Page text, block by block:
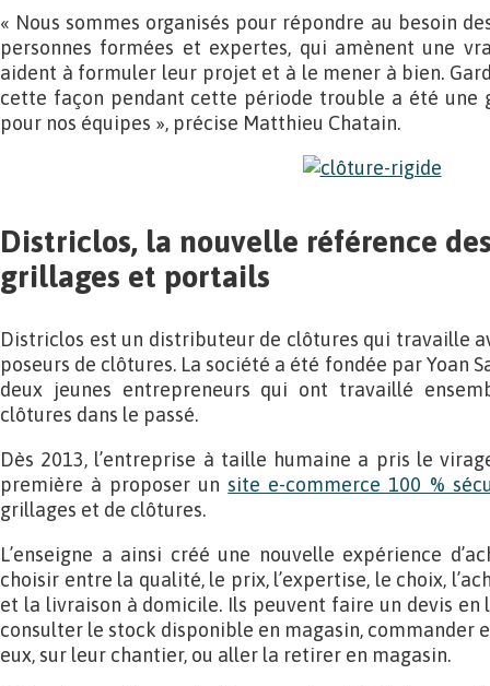
« Nous sommes organisés pour répondre au besoin
personnes formées et expertes, qui amènent une
aident à formuler leur projet et à le mener à bien.
cette façon pendant cette période trouble a été une
pour nos équipes », précise Matthieu Chatain.
Districlos, la nouvelle référence
grillages et portails
Districlos est un distributeur de clôtures qui travaille
poseurs de clôtures. La société a été fondée par Yoan
deux jeunes entrepreneurs qui ont travaillé
clôtures dans le passé.
Dès 2013, l’entreprise à taille humaine a pris le
première à proposer unsite e-commerce 100 %
grillages et de clôtures.
L’enseigne a ainsi créé une nouvelle expérience
choisir entre la qualité, le prix, l’expertise, le choix,
et la livraison à domicile. Ils peuvent faire un devis en
consulter le stock disponible en magasin, commander
eux, sur leur chantier, ou aller la retirer en magasin.